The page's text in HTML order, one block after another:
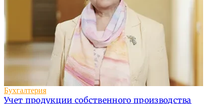
Бухгалтерия
Учет продукции собственного производства